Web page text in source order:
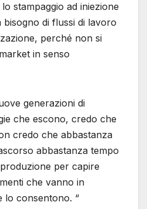
stampaggio ad iniezione
bisogno di flussi di lavoro
perché non si
in senso
generazioni di
che escono, credo che
credo che abbastanza
abbastanza tempo
per capire
che vanno in
lo consentono. “